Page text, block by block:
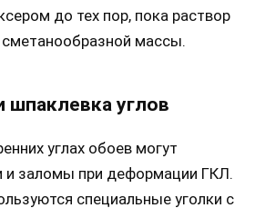
до тех пор, пока раствор
массы.
шпаклевка углов
углах обоев могут
и заломы при деформации ГКЛ.
специальные уголки с